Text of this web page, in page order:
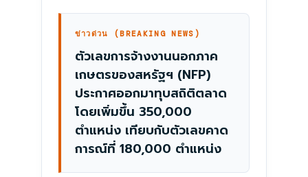
ข่าวด่วน (BREAKING NEWS)
ตัวเลขการจ้างงานนอกภาค
เกษตรของสหรัฐฯ (NFP)
ประกาศออกมาทุบสถิติตลาด
โดยเพิ่มขึ้น 350,000
ตำแหน่ง เทียบกับตัวเลขคาด
การณ์ที่ 180,000 ตำแหน่ง